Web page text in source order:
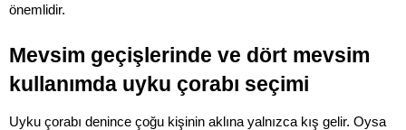
önemlidir.
Mevsim geçişlerinde ve dört mevsim
kullanımda uyku çorabı seçimi
Uyku çorabı denince çoğu kişinin aklına yalnızca kış gelir. Oysa